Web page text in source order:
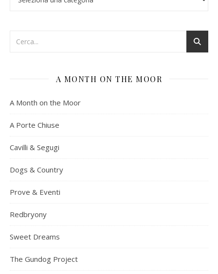
A MONTH ON THE MOOR
A Month on the Moor
A Porte Chiuse
Cavilli & Segugi
Dogs & Country
Prove & Eventi
Redbryony
Sweet Dreams
The Gundog Project